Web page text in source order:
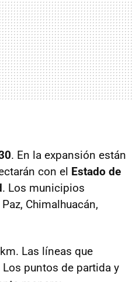
. En la expansión están
con el Estado de
. Los municipios
Chimalhuacán,
Las líneas que
puntos de partida y